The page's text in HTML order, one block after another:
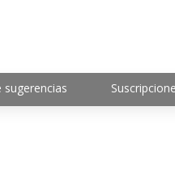
sugerencias